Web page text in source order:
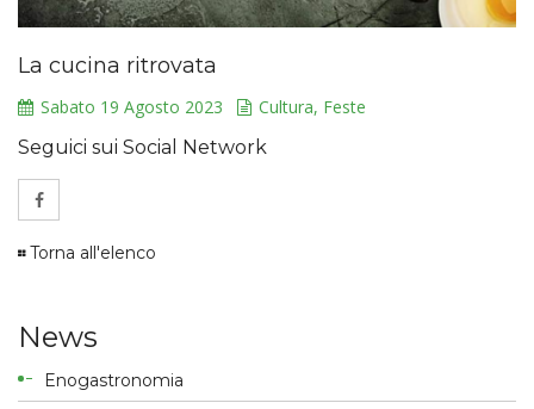
La cucina ritrovata
Sabato 19 Agosto 2023
Cultura, Feste
Seguici sui Social Network
Torna all'elenco
News
Enogastronomia